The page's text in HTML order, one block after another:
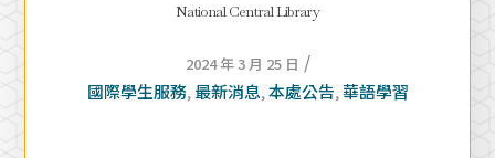
National Central Library
2024 年 3 月 25 日 /
國際學生服務, 最新消息, 本處公告, 華語學習